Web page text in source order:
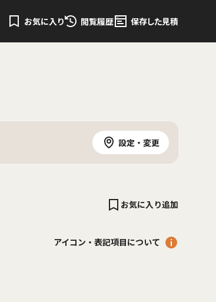
お気に入り 閲覧履歴 保存した見積
設定・変更
お気に入り追加
アイコン・表記項目について